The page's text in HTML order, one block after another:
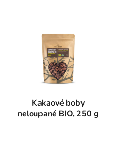
Kakaové boby
neloupané BIO, 250 g